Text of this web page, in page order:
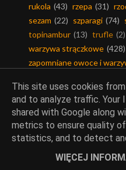
rukola (43) rzepa (31)
sezam (22) szparagi (74)
topinambur (13) trufle (2)
warzywa strączkowe (428)
zapomniane owoce i
baby-babki-babeczki (71)
This site uses cookies
and to analyze traffic. Your
shared with Google along
metrics to ensure quality
statistics, and to detect
WIĘCEJ